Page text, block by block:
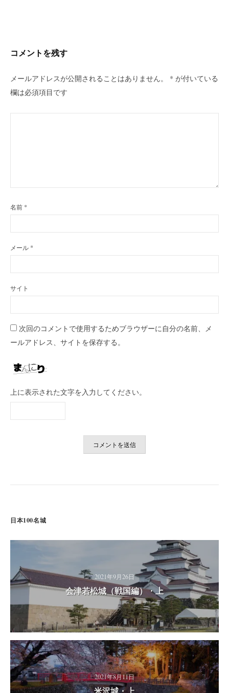
シ
ョ
ン
コメントを残す
メールアドレスが公開されることはありません。 * が付いている
欄は必須項目です
名前 *
メール *
サイト
次回のコメントで使用するためブラウザーに自分の名前、メ
ールアドレス、サイトを保存する。
上に表示された文字を入力してください。
日本100名城
2021年9月26日
会津若松城（戦国編）・上
2021年8月11日